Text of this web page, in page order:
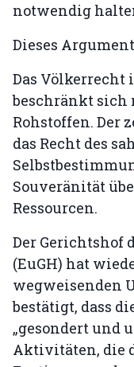
notwendig
Dieses
Das Völkerrecht
beschränkt sich
Rohstoffen. Der
das Recht des
Souveränität
Ressourcen.
Der Gerichtshof
(EuGH) hat
wegweisenden
bestätigt, dass
„gesondert und
Aktivitäten, die